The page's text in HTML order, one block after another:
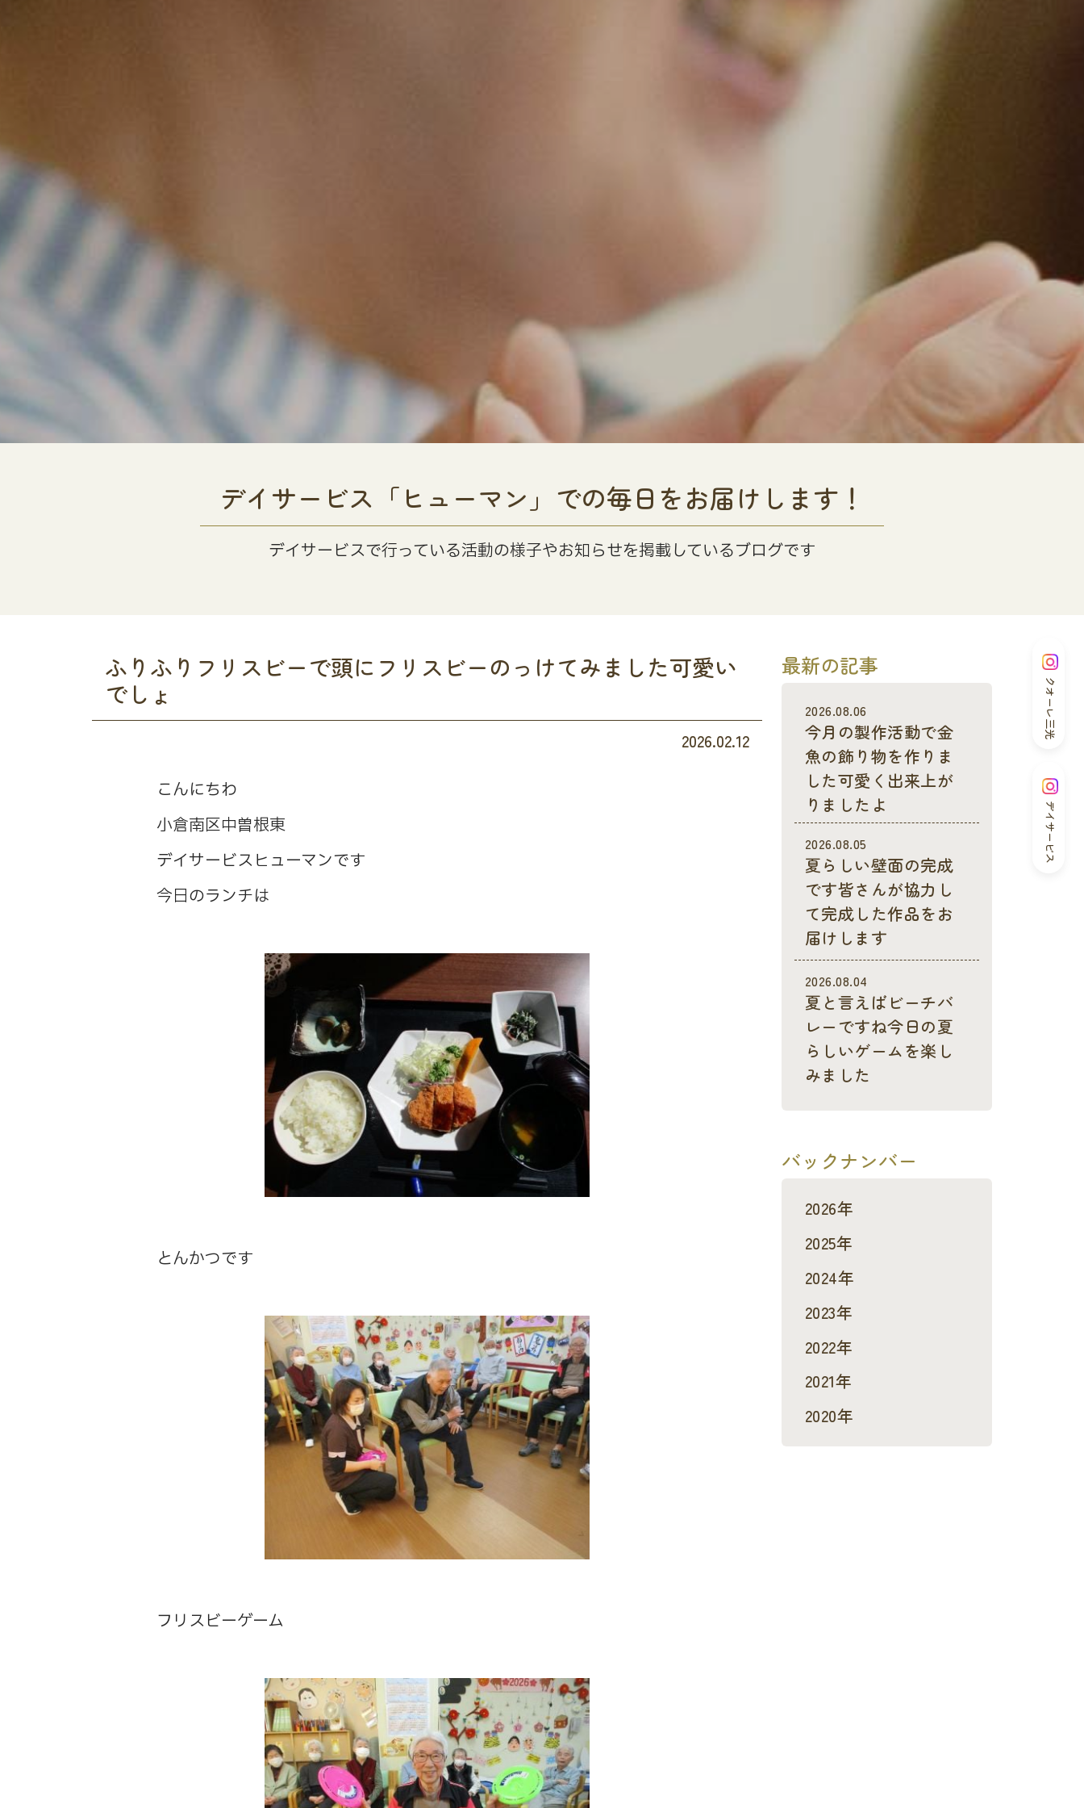
クオーレ三光
デイサービス
デイサービス「ヒューマン」での毎日をお届けします！
デイサービスで行っている活動の様子やお知らせを掲載しているブログです
ふりふりフリスビーで頭にフリスビーのっけてみました可愛い
でしょ
2026.02.12
こんにちわ
小倉南区中曽根東
デイサービスヒューマンです
今日のランチは
とんかつです
フリスビーゲーム
最新の記事
2026.08.06
今月の製作活動で金
魚の飾り物を作りま
した可愛く出来上が
りましたよ
2026.08.05
夏らしい壁面の完成
です皆さんが協力し
て完成した作品をお
届けします
2026.08.04
夏と言えばビーチバ
レーですね今日の夏
らしいゲームを楽し
みました
バックナンバー
2026年
2025年
2024年
2023年
2022年
2021年
2020年